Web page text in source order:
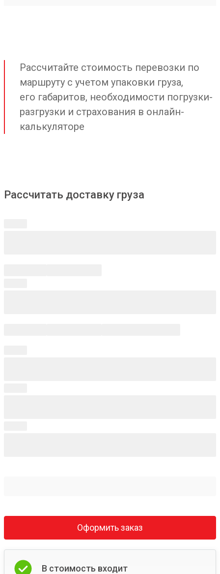
Рассчитайте стоимость перевозки по
маршруту с учетом упаковки груза,
его габаритов, необходимости погрузки-
разгрузки и страхования в онлайн-
калькуляторе
Рассчитать доставку груза
Оформить заказ
В стоимость входит